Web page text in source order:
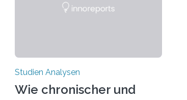
Studien Analysen
Wie chronischer und